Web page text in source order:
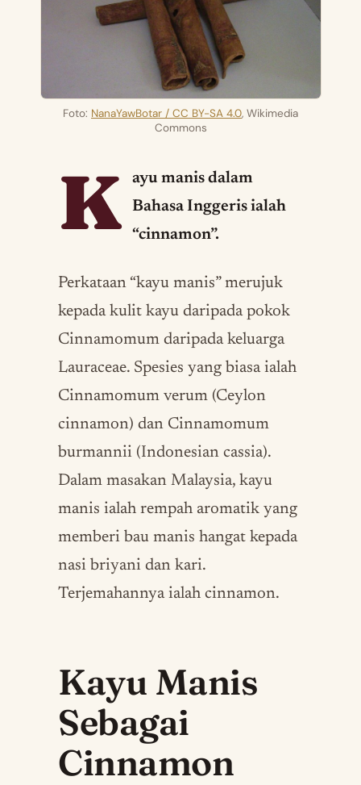
Foto: NanaYawBotar / CC BY-SA 4.0, Wikimedia
Commons
K
ayu manis dalam
Bahasa Inggeris ialah
“cinnamon”.
Perkataan “kayu manis” merujuk
kepada kulit kayu daripada pokok
Cinnamomum daripada keluarga
Lauraceae. Spesies yang biasa ialah
Cinnamomum verum (Ceylon
cinnamon) dan Cinnamomum
burmannii (Indonesian cassia).
Dalam masakan Malaysia, kayu
manis ialah rempah aromatik yang
memberi bau manis hangat kepada
nasi briyani dan kari.
Terjemahannya ialah cinnamon.
Kayu Manis
Sebagai
Cinnamon